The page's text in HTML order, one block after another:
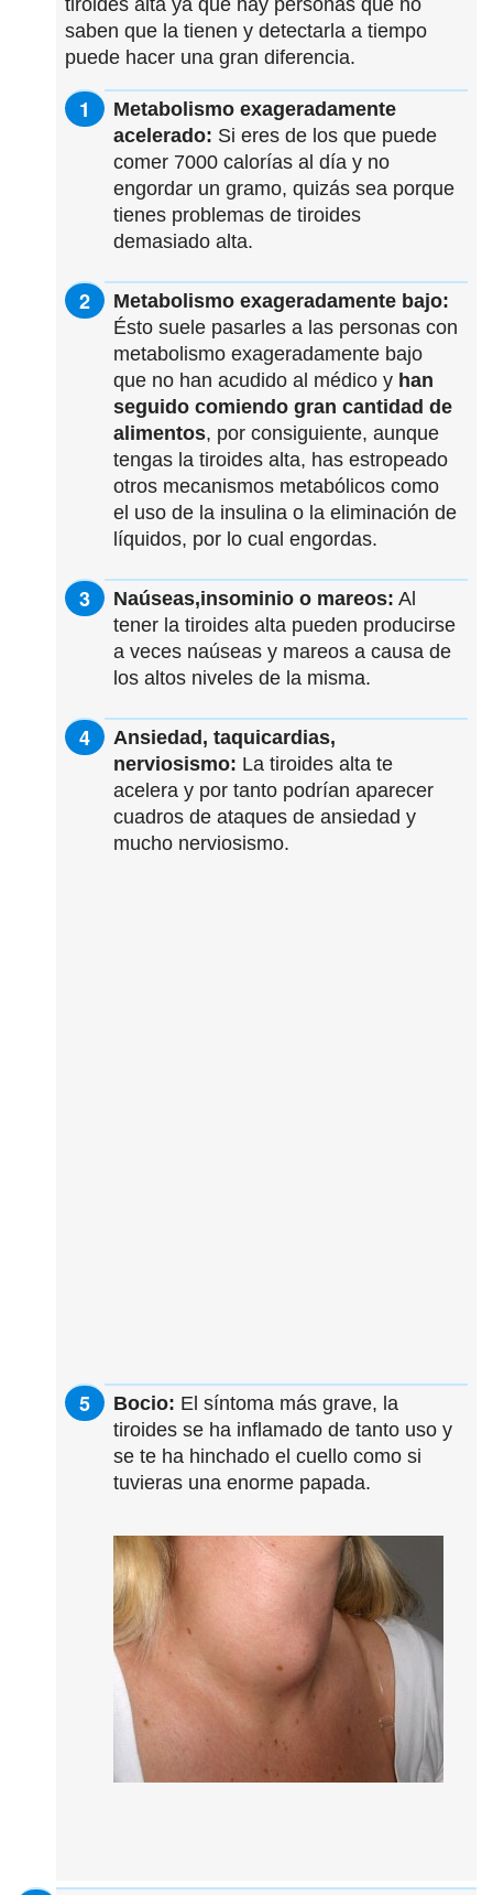
tiroides alta ya que hay personas que no
saben que la tienen y detectarla a tiempo
puede hacer una gran diferencia.
Metabolismo exageradamente
acelerado: Si eres de los que puede
comer 7000 calorías al día y no
engordar un gramo, quizás sea porque
tienes problemas de tiroides
demasiado alta.
Metabolismo exageradamente bajo:
Ésto suele pasarles a las personas con
metabolismo exageradamente bajo
que no han acudido al médico y han
seguido comiendo gran cantidad de
alimentos, por consiguiente, aunque
tengas la tiroides alta, has estropeado
otros mecanismos metabólicos como
el uso de la insulina o la eliminación de
líquidos, por lo cual engordas.
Naúseas,insominio o mareos: Al
tener la tiroides alta pueden producirse
a veces naúseas y mareos a causa de
los altos niveles de la misma.
Ansiedad, taquicardias,
nerviosismo: La tiroides alta te
acelera y por tanto podrían aparecer
cuadros de ataques de ansiedad y
mucho nerviosismo.
Bocio: El síntoma más grave, la
tiroides se ha inflamado de tanto uso y
se te ha hinchado el cuello como si
tuvieras una enorme papada.